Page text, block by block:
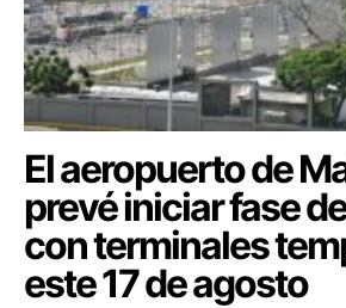
El aeropuerto de
prevé iniciar fase
con terminales
este 17 de agosto